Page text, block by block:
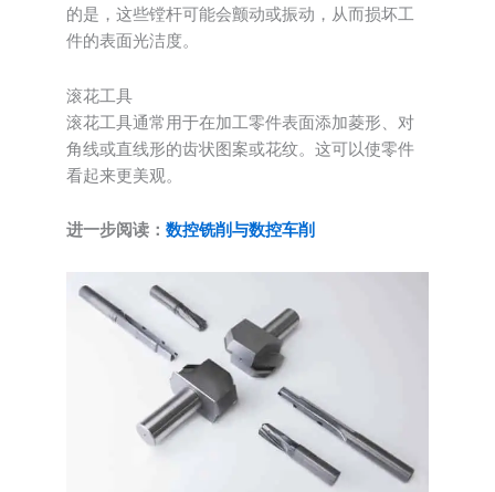
的是，这些镗杆可能会颤动或振动，从而损坏工
件的表面光洁度。
滚花工具
滚花工具通常用于在加工零件表面添加菱形、对
角线或直线形的齿状图案或花纹。这可以使零件
看起来更美观。
进一步阅读： 数控铣削与数控车削